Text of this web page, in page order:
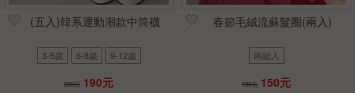
(五入)韓系運動潮款中筒襪
3-5歲 6-8歲 9-12歲
290元 190元
春節毛絨流蘇髮圈(兩入)
兩組入
190元 150元